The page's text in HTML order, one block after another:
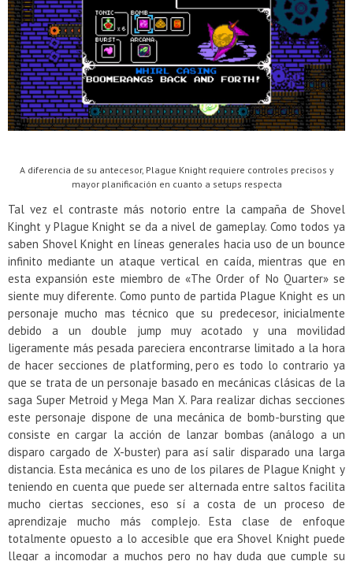
A diferencia de su antecesor, Plague Knight requiere controles precisos y
mayor planificación en cuanto a setups respecta
Tal vez el contraste más notorio entre la campaña de Shovel
Kinght y Plague Knight se da a nivel de gameplay. Como todos ya
saben Shovel Knight en líneas generales hacia uso de un bounce
infinito mediante un ataque vertical en caída, mientras que en
esta expansión este miembro de «The Order of No Quarter» se
siente muy diferente. Como punto de partida Plague Knight es un
personaje mucho mas técnico que su predecesor, inicialmente
debido a un double jump muy acotado y una movilidad
ligeramente más pesada pareciera encontrarse limitado a la hora
de hacer secciones de platforming, pero es todo lo contrario ya
que se trata de un personaje basado en mecánicas clásicas de la
saga Super Metroid y Mega Man X. Para realizar dichas secciones
este personaje dispone de una mecánica de bomb-bursting que
consiste en cargar la acción de lanzar bombas (análogo a un
disparo cargado de X-buster) para así salir disparado una larga
distancia. Esta mecánica es uno de los pilares de Plague Knight y
teniendo en cuenta que puede ser alternada entre saltos facilita
mucho ciertas secciones, eso sí a costa de un proceso de
aprendizaje mucho más complejo. Esta clase de enfoque
totalmente opuesto a lo accesible que era Shovel Knight puede
llegar a incomodar a muchos pero no hay duda que cumple su